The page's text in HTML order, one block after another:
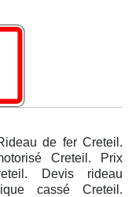
de fer Creteil.
Creteil. Prix
Devis rideau
cassé Creteil.